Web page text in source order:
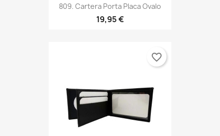
809. Cartera Porta Placa Ovalo
19,95 €
favorite_border